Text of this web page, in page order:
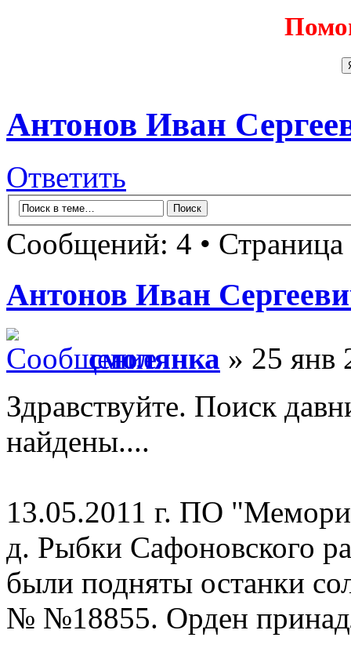
Антонов Иван
Ответить
Сообщений: 4 • Страница
Антонов Иван
смолянка » 25 янв
Здравствуйте. Поиск
найдены....
13.05.2011 г. ПО
д. Рыбки Сафоновского
были подняты останки
№ №18855. Орден